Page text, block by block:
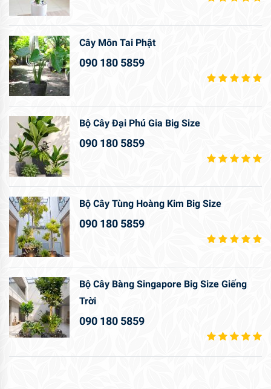
Cây Môn Tai Phật
090 180 5859
Bộ Cây Đại Phú Gia Big Size
090 180 5859
Bộ Cây Tùng Hoàng Kim Big Size
090 180 5859
Bộ Cây Bàng Singapore Big Size Giếng
Trời
090 180 5859